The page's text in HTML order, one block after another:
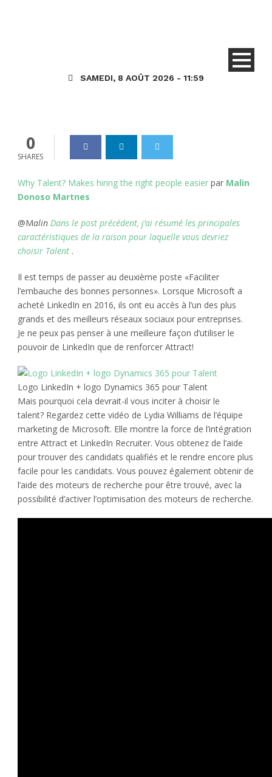
SAMEDI, 8 AOÛT 2026 - 11:59
Dynamics_365 04 Juin 2019 0
0
SHARES
Why Talent? Makes hiring the right people easier par Malin
Donoso Martnes
@Malin Dans le post précédent, j’ai résumé les principales
caractéristiques de la raison pour laquelle vous devriez
choisir Talent .
Il est temps de passer au deuxième poste «Faciliter
l’embauche des bonnes personnes». Lorsque Microsoft a
acheté LinkedIn en 2016, ils ont eu accès à l’un des plus
grands et des meilleurs réseaux sociaux pour entreprises.
Je ne peux pas penser à une meilleure façon d’utiliser le
pouvoir de LinkedIn que de renforcer Attract!
Logo LinkedIn + logo Dynamics 365 pour Talent
Mais pourquoi cela devrait-il vous inciter à choisir le
talent? Regardez cette vidéo de Lydia Williams de l’équipe
marketing de Microsoft. Elle montre la force de l’intégration
entre Attract et LinkedIn Recruiter. Vous obtenez de l’aide
pour trouver des candidats qualifiés et le rendre encore plus
facile pour les candidats. Vous pouvez également obtenir de
l’aide des moteurs de recherche pour être trouvé, avec la
possibilité d’activer l’optimisation des moteurs de recherche.